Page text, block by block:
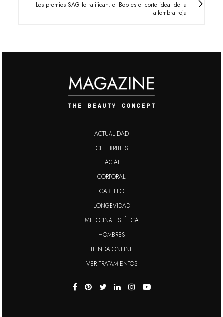
Los premios SAG lo ratifican: el Bob es el corte ideal de la
alfombra roja
ACTUALIDAD
CELEBRITIES
FACIAL
CORPORAL
CABELLO
LONGEVIDAD
MEDICINA ESTÉTICA
HOMBRES
TIENDA ONLINE
VER TRATAMIENTOS
necesarias para su funcionamiento, para